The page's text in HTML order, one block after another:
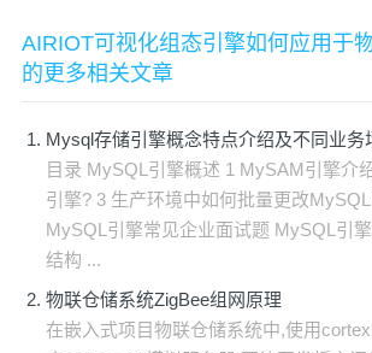
AIRIOT可视化组态引擎如何应用于
的更多相关文章
Mysql存储引擎概念特点介绍及不同业务
目录 MySQL引擎概述 1 MySAM引擎介
引擎? 3 生产环境中如何批量更改
MySQL引擎常见企业面试题 MySQL引
结构 ...
物联仓储系统ZigBee组网原理
在嵌入式项目物联仓储系统中,使用